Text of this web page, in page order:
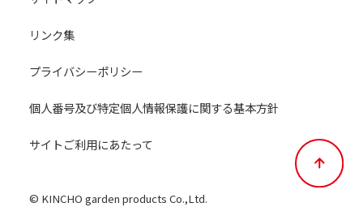
リンク集
プライバシーポリシー
個人番号及び特定個人情報保護に関する基本方針
サイトご利用にあたって
©︎ KINCHO garden products Co.,Ltd.